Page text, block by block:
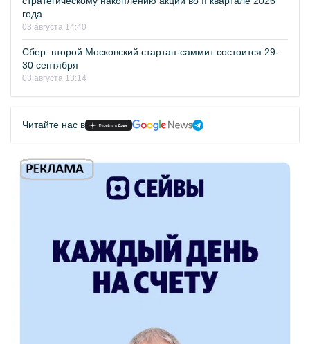
года
03 августа 14:40
Сбер: второй Московский стартап-саммит состоится 29-
30 сентября
03 августа 13:14
Читайте нас в